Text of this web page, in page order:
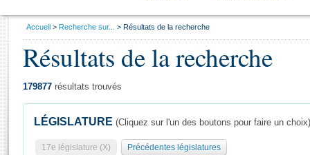
Général
Vous
Accueil Recherche sur... Résultats de la recherche
Résultats de la recherche
179877 résultats trouvés
LÉGISLATURE (Cliquez sur l'un des boutons pour faire un choix)
17e législature (X) Précédentes législatures